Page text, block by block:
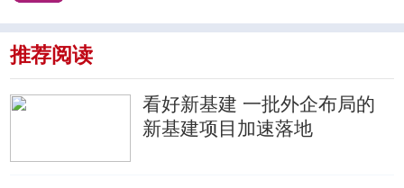
推荐阅读
看好新基建 一批外企布局的
新基建项目加速落地